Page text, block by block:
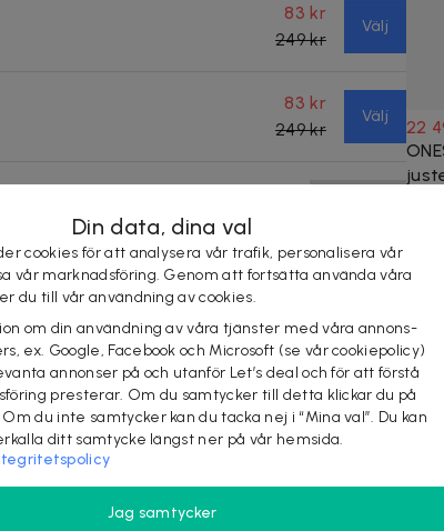
83 kr
249 kr
Välj
83 kr
249 kr
Välj
249 kr
83 kr
83 kr
249 kr
Välj
249 kr
22
Din data, dina val
cookies för att analysera vår trafik, personalisera vår
vår marknadsföring. Genom att fortsätta använda våra
du till vår användning av cookies.
om din användning av våra tjänster med våra annons-
ex. Google, Facebook och Microsoft (se vår cookiepolicy)
annonser på och utanför Let’s deal och för att förstå
presterar. Om du samtycker till detta klickar du på
Om du inte samtycker kan du tacka nej i “Mina val”. Du kan
ditt samtycke längst ner på vår hemsida.
Jag samtycker